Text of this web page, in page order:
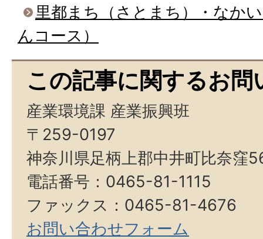
里都まち（さとまち）・なか
んコース）
この記事に関するお問
産業環境課 産業振興班
〒259-0197
神奈川県足柄上郡中井町比奈窪
電話番号：0465-81-1115
ファックス：0465-81-4676
お問い合わせフォーム